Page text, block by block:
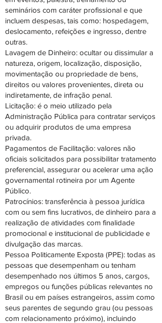
seminários com caráter profissional e que
incluem despesas, tais como: hospedagem,
deslocamento, refeições e ingresso, dentre
outras.
Lavagem de Dinheiro: ocultar ou dissimular a
natureza, origem, localização, disposição,
movimentação ou propriedade de bens,
direitos ou valores provenientes, direta ou
indiretamente, de infração penal.
Licitação: é o meio utilizado pela
Administração Pública para contratar serviços
ou adquirir produtos de uma empresa
privada.
Pagamentos de Facilitação: valores não
oficiais solicitados para possibilitar tratamento
preferencial, assegurar ou acelerar uma ação
governamental rotineira por um Agente
Público.
Patrocínios: transferência à pessoa jurídica
com ou sem fins lucrativos, de dinheiro para a
realização de atividades com finalidade
promocional e institucional de publicidade e
divulgação das marcas.
Pessoa Politicamente Exposta (PPE): todas as
pessoas que desempenham ou tenham
desempenhado nos últimos 5 anos, cargos,
empregos ou funções públicas relevantes no
Brasil ou em países estrangeiros, assim como
seus parentes de segundo grau (ou pessoas
com relacionamento próximo), incluindo